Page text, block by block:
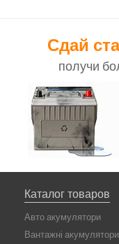
Сдай
получи
Каталог товаров
Авто акумулятори
Вантажні акумулятори